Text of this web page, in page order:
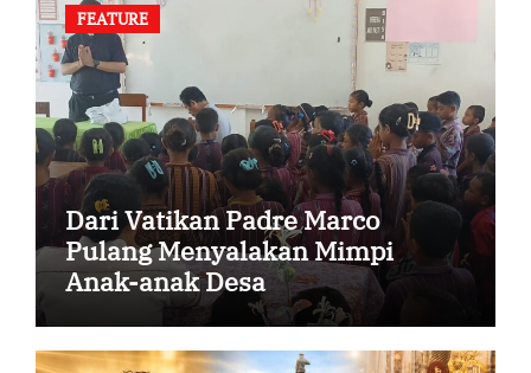
FEATURE
Dari Vatikan Padre Marco
Pulang Menyalakan Mimpi
Anak-anak Desa